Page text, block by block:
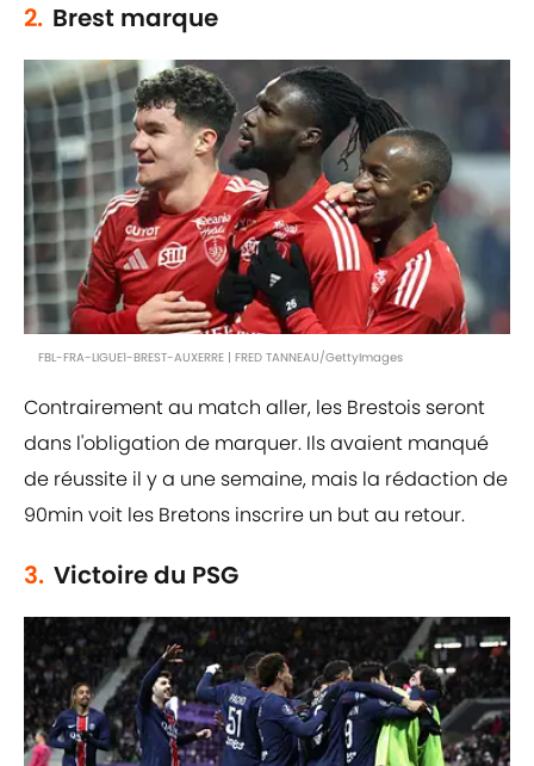
2. Brest marque
FBL-FRA-LIGUE1-BREST-AUXERRE | FRED TANNEAU/GettyImages
Contrairement au match aller, les Brestois seront
dans l'obligation de marquer. Ils avaient manqué
de réussite il y a une semaine, mais la rédaction de
90min voit les Bretons inscrire un but au retour.
3. Victoire du PSG